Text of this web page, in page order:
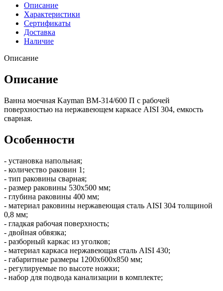
Описание
Характеристики
Сертификаты
Доставка
Наличие
Описание
Описание
Ванна моечная Kayman ВМ-314/600 П с рабочей
поверхностью на нержавеющем каркасе AISI 304, емкость
сварная.
Особенности
- установка напольная;
- количество раковин 1;
- тип раковины сварная;
- размер раковины 530х500 мм;
- глубина раковины 400 мм;
- материал раковины нержавеющая сталь AISI 304 толщиной
0,8 мм;
- гладкая рабочая поверхность;
- двойная обвязка;
- разборный каркас из уголков;
- материал каркаса нержавеющая сталь AISI 430;
- габаритные размеры 1200х600х850 мм;
- регулируемые по высоте ножки;
- набор для подвода канализации в комплекте;